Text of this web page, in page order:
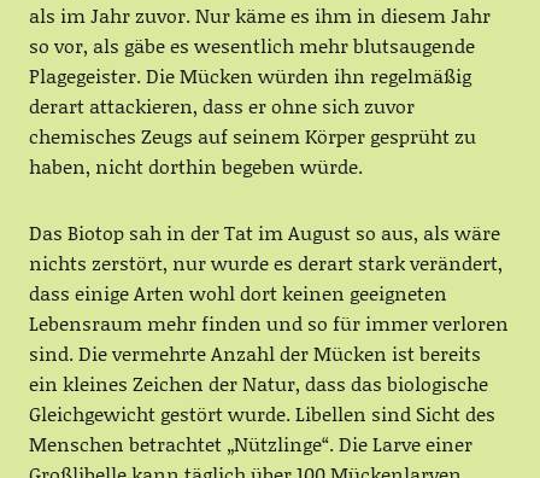
als im Jahr zuvor. Nur käme es ihm in diesem Jahr
so vor, als gäbe es wesentlich mehr blutsaugende
Plagegeister. Die Mücken würden ihn regelmäßig
derart attackieren, dass er ohne sich zuvor
chemisches Zeugs auf seinem Körper gesprüht zu
haben, nicht dorthin begeben würde.
Das Biotop sah in der Tat im August so aus, als wäre
nichts zerstört, nur wurde es derart stark verändert,
dass einige Arten wohl dort keinen geeigneten
Lebensraum mehr finden und so für immer verloren
sind. Die vermehrte Anzahl der Mücken ist bereits
ein kleines Zeichen der Natur, dass das biologische
Gleichgewicht gestört wurde. Libellen sind Sicht des
Menschen betrachtet „Nützlinge“. Die Larve einer